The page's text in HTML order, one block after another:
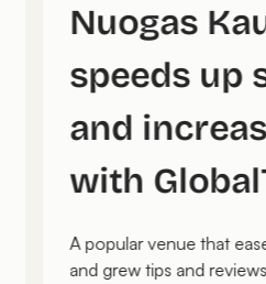
Nuogas
speeds up
and
with
A popular venue that
and grew tips and